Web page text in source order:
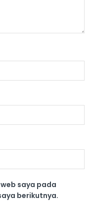
saya pada
berikutnya.